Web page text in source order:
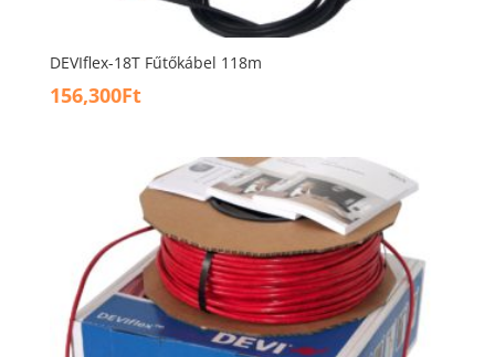
DEVIflex-18T Fűtőkábel 118m
156,300Ft